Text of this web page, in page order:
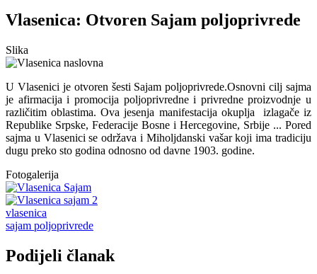
Vlasenica: Otvoren Sajam poljoprivrede
Slika
U Vlasenici je otvoren šesti Sajam poljoprivrede.Osnovni cilj sajma
je afirmacija i promocija poljoprivredne i privredne proizvodnje u
različitim oblastima. Ova jesenja manifestacija okuplja izlagače iz
Republike Srpske, Federacije Bosne i Hercegovine, Srbije ... Pored
sajma u Vlasenici se održava i Miholjdanski vašar koji ima tradiciju
dugu preko sto godina odnosno od davne 1903. godine.
Fotogalerija
vlasenica
sajam poljoprivrede
Podijeli članak